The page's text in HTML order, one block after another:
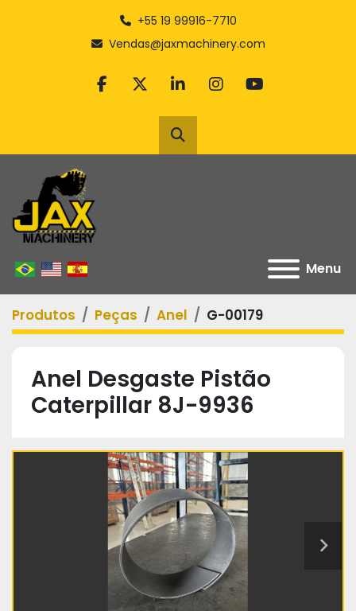
+55 19 99916-7710
Vendas@jaxmachinery.com
facebook
twitterlinkedininstagram
youtube
Pesquisar
Menu
Produtos Peças Anel G-00179
Anel Desgaste Pistão
Caterpillar 8J-9936